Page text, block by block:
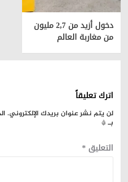
دخول أزيد من 2,7 مليون
من مغاربة العالم
اترك تعليقاً
لن يتم نشر عنوان بريدك الإلكتروني.
بـ*
التعليق *